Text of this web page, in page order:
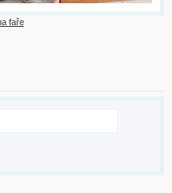
faře